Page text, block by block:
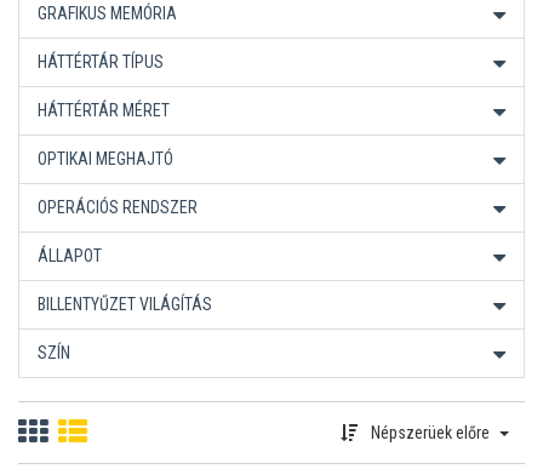
GRAFIKUS MEMÓRIA
HÁTTÉRTÁR TÍPUS
HÁTTÉRTÁR MÉRET
OPTIKAI MEGHAJTÓ
OPERÁCIÓS RENDSZER
ÁLLAPOT
BILLENTYŰZET VILÁGÍTÁS
SZÍN
Népszerüek előre